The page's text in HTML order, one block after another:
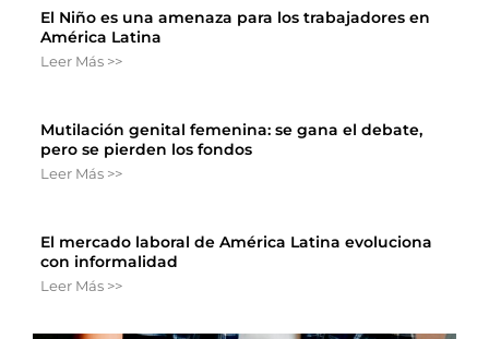
El Niño es una amenaza para los trabajadores en
América Latina
Leer Más >>
Mutilación genital femenina: se gana el debate,
pero se pierden los fondos
Leer Más >>
El mercado laboral de América Latina evoluciona
con informalidad
Leer Más >>